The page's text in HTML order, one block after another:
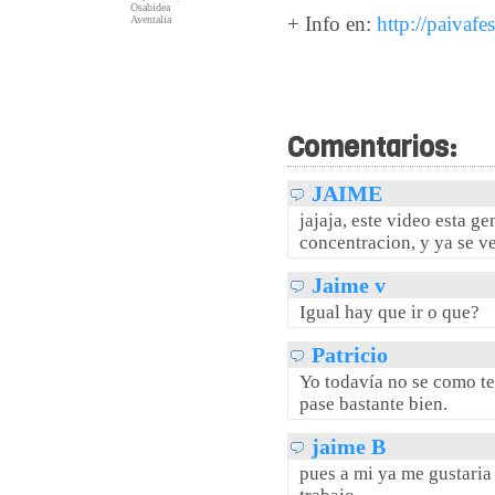
Osabidea
Aventalia
+ Info en: http://
Comentarios:
JAIME
jajaja, este video esta
concentracion, y ya se
Jaime v
Igual hay que ir o que?
Patricio
Yo todavía no se como
pase bastante bien.
jaime B
pues a mi ya me